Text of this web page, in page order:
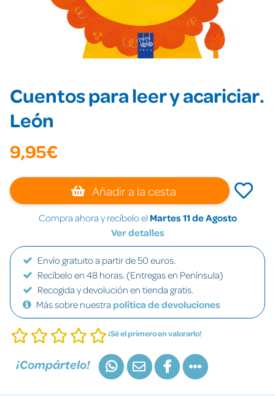
Cuentos para leer y acariciar.
León
9,95€
Añadir a la cesta
Compra ahora y recíbelo el Martes 11 de Agosto
Ver detalles
Envío gratuito a partir de 50 euros.
Recíbelo en 48 horas. (Entregas en Península)
Recogida y devolución en tienda gratis.
Más sobre nuestra política de devoluciones
¡Sé el primero en valorarlo!
¡Compártelo!